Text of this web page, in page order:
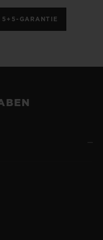
5+5-GARANTIE